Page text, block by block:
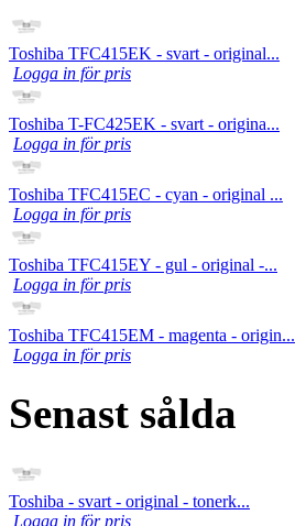
Toshiba TFC415EK - svart - original...
Logga in för pris
Toshiba T-FC425EK - svart - origina...
Logga in för pris
Toshiba TFC415EC - cyan - original ...
Logga in för pris
Toshiba TFC415EY - gul - original -...
Logga in för pris
Toshiba TFC415EM - magenta - origin...
Logga in för pris
Senast sålda
Toshiba - svart - original - tonerk...
Logga in för pris